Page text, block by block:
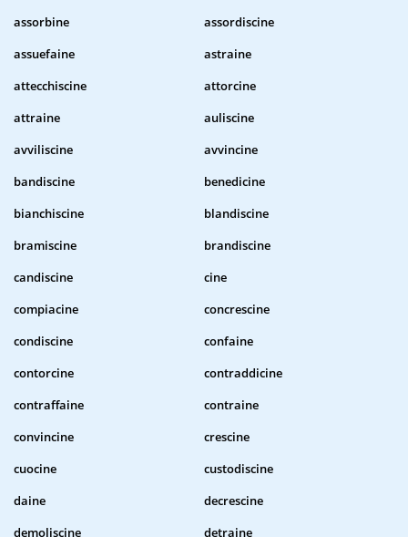
assorbine
assordiscine
assuefaine
astraine
attecchiscine
attorcine
attraine
auliscine
avviliscine
avvincine
bandiscine
benedicine
bianchiscine
blandiscine
bramiscine
brandiscine
candiscine
cine
compiacine
concrescine
condiscine
confaine
contorcine
contraddicine
contraffaine
contraine
convincine
crescine
cuocine
custodiscine
daine
decrescine
demoliscine
detraine